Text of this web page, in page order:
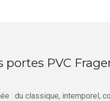
portes PVC
: du classique, intemporel,